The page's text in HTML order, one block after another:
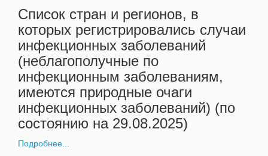
Список стран и регионов, в
которых регистрировались случаи
инфекционных заболеваний
(неблагополучные по
инфекционным заболеваниям,
имеются природные очаги
инфекционных заболеваний) (по
состоянию на 29.08.2025)
Подробнее...